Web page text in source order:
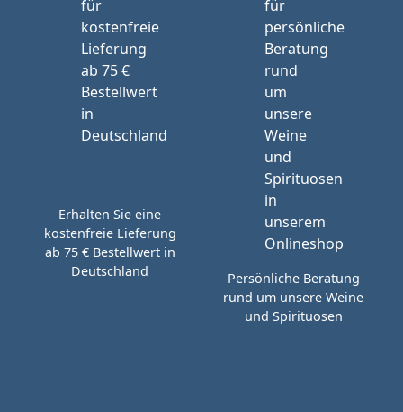
Erhalten Sie eine
kostenfreie Lieferung
ab 75 € Bestellwert in
Deutschland
Persönliche Beratung
rund um unsere Weine
und Spirituosen